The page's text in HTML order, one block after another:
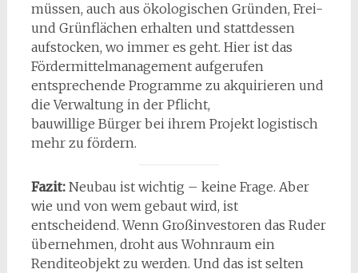
müssen, auch aus ökologischen Gründen, Frei-
und Grünflächen erhalten und stattdessen
aufstocken, wo immer es geht. Hier ist das
Fördermittelmanagement aufgerufen
entsprechende Programme zu akquirieren und
die Verwaltung in der Pflicht,
bauwillige Bürger bei ihrem Projekt logistisch
mehr zu fördern.
Fazit:Neubau ist wichtig – keine Frage. Aber
wie und von wem gebaut wird, ist
entscheidend. Wenn Großinvestoren das Ruder
übernehmen, droht aus Wohnraum ein
Renditeobjekt zu werden. Und das ist selten